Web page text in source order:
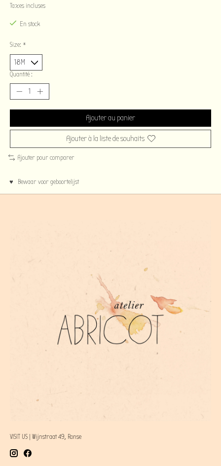
Taxes incluses
En stock
Size: *
Quantité :
Ajouter au panier
Ajouter à la liste de souhaits
Ajouter pour comparer
♥ Bewaar voor geboortelijst
VISIT US | Wijnstraat 49, Ronse